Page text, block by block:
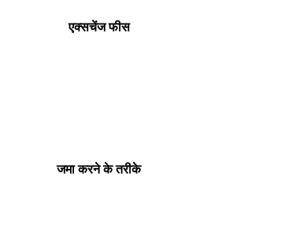
एक्सचेंज फीस
जमा करने के तरीके